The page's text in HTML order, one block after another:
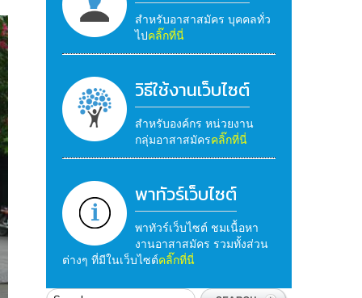
สำหรับอาสาสมัคร บุคคลทั่ว
ไปคลิ๊กที่นี่
วิธีใช้งานเว็บไซต์
สำหรับองค์กร หน่วยงาน
กลุ่มอาสาสมัครคลิ๊กที่นี่
พาทัวร์เว็บไซต์
พาทัวร์เว็บไซต์ ชมเนื้อหา
งานอาสาสมัคร รวมทั้งส่วน
ต่างๆ ที่มีในเว็บไซต์คลิ๊กที่นี่